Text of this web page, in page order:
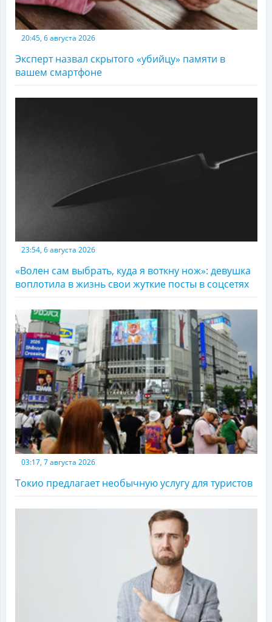
20:45, 6 августа 2026
Эксперт назвал скрытого «убийцу» памяти в
вашем смартфоне
23:54, 6 августа 2026
«Волен сам выбрать, куда я воткну нож»: девушка
воплотила в жизнь свои жуткие посты в соцсетях
03:17, 7 августа 2026
Токио предлагает необычную услугу для туристов